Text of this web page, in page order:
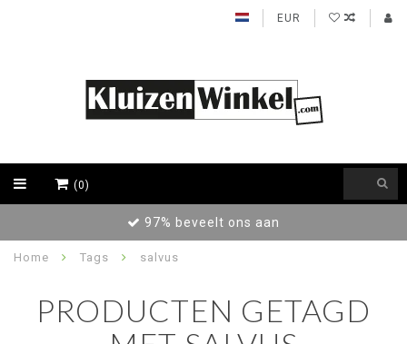
EUR
(0)
97% beveelt ons aan
Home Tags salvus
PRODUCTEN GETAGD